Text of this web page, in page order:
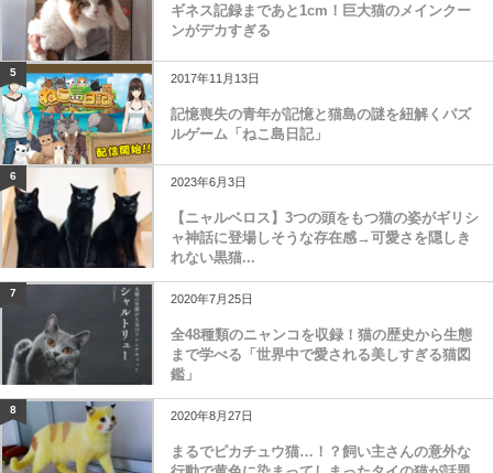
ギネス記録まであと1cm！巨大猫のメインクー
ンがデカすぎる
5 2017年11月13日
記憶喪失の青年が記憶と猫島の謎を紐解くパズ
ルゲーム「ねこ島日記」
6 2023年6月3日
【ニャルベロス】3つの頭をもつ猫の姿がギリシ
ャ神話に登場しそうな存在感→可愛さを隠しき
れない黒猫...
7 2020年7月25日
全48種類のニャンコを収録！猫の歴史から生態
まで学べる「世界中で愛される美しすぎる猫図
鑑」
8 2020年8月27日
まるでピカチュウ猫…！？飼い主さんの意外な